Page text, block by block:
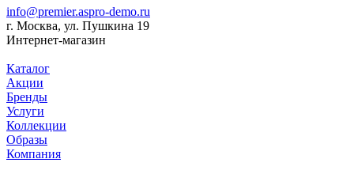
info@premier.aspro-demo.ru
г. Москва, ул. Пушкина 19
Интернет-магазин
Каталог
Акции
Бренды
Услуги
Коллекции
Образы
Компания